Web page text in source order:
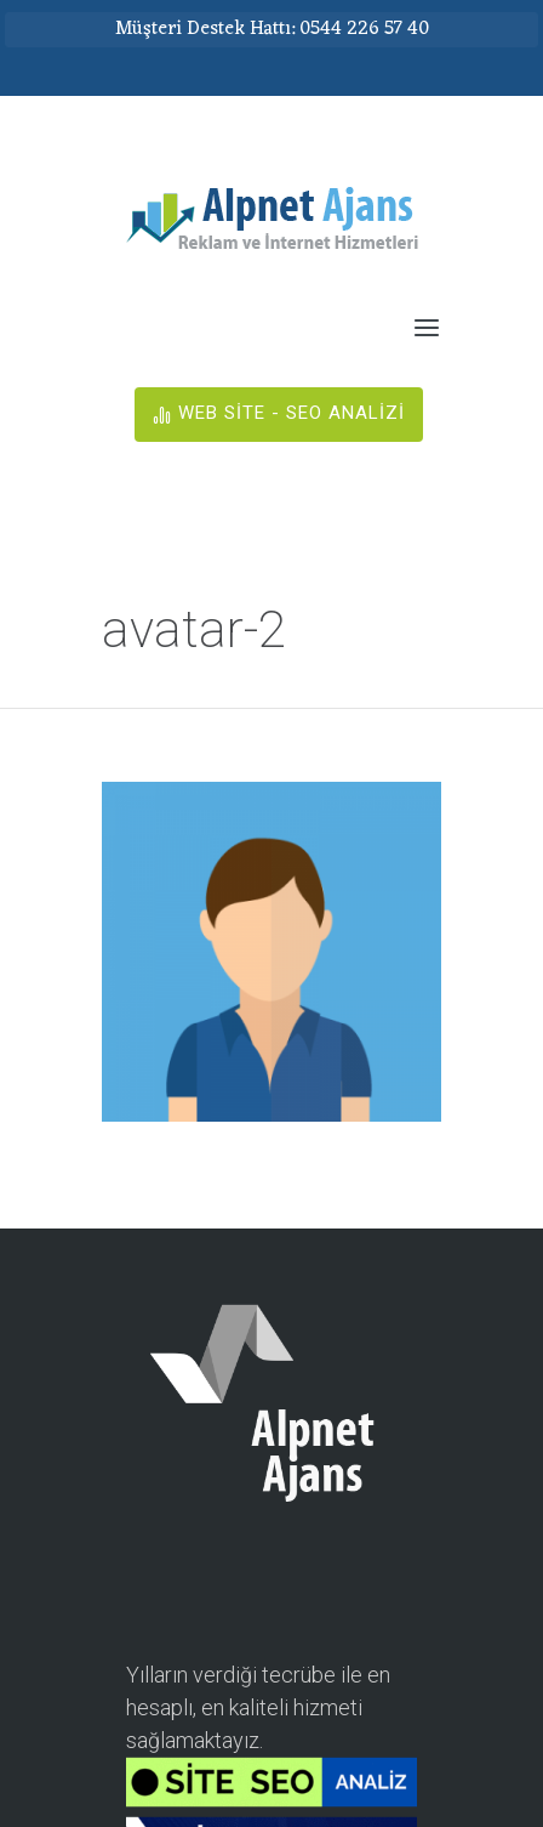
Müşteri Destek Hattı: 0544 226 57 40
WEB SİTE - SEO ANALİZİ
avatar-2
Yılların verdiği tecrübe ile en
hesaplı, en kaliteli hizmeti
sağlamaktayız.